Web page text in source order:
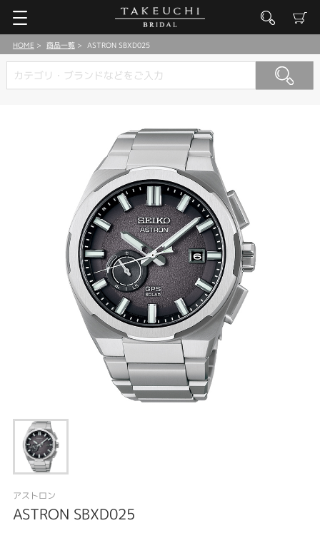
HOME 商品一覧 ASTRON SBXD025
アストロン
ASTRON SBXD025